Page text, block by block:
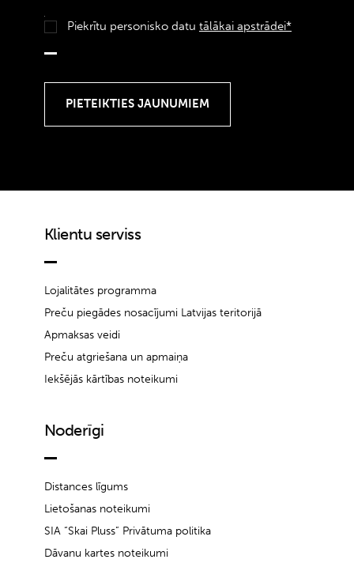
Piekrītu personisko datu tālākai apstrādei*
Klientu serviss
Lojalitātes programma
Preču piegādes nosacījumi Latvijas teritorijā
Apmaksas veidi
Preču atgriešana un apmaiņa
Iekšējās kārtības noteikumi
Noderīgi
Distances līgums
Lietošanas noteikumi
SIA “Skai Pluss” Privātuma politika
Dāvanu kartes noteikumi